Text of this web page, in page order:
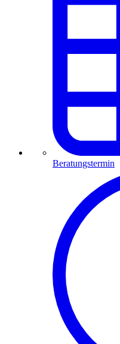
Beratungstermin